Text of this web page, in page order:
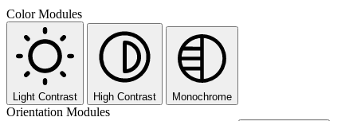
Color Modules
Light Contrast High Contrast Monochrome
Orientation Modules